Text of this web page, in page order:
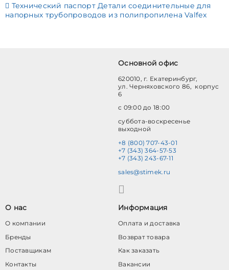
Технический паспорт Детали соединительные для
напорных трубопроводов из полипропилена Valfex
Основной офис
620010, г. Екатеринбург,
ул. Черняховского 86, корпус
6
с 09:00 до 18:00
суббота-воскресенье
выходной
+8 (800) 707-43-01
+7 (343) 364-57-53
+7 (343) 243-67-11
sales@stimek.ru
О нас
О компании
Бренды
Поставщикам
Контакты
Информация
Оплата и доставка
Возврат товара
Как заказать
Вакансии